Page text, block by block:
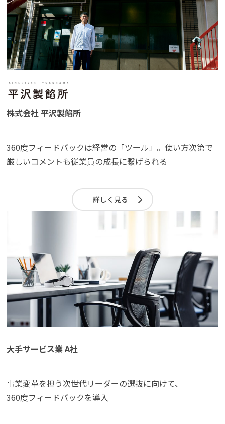
株式会社 平沢製餡所
360度フィードバックは経営の「ツール」。使い方次第で
厳しいコメントも従業員の成長に繋げられる
詳しく見る
大手サービス業 A社
事業変革を担う次世代リーダーの選抜に向けて、
360度フィードバックを導入